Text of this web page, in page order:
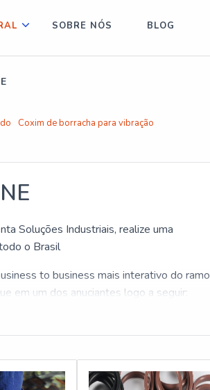
SOBRE NÓS BLOG
Coxim de borracha para vibração
Soluções Industriais, realize uma
o Brasil
to business mais interativo do ramo
em um dos anuciantes logo a seguir: